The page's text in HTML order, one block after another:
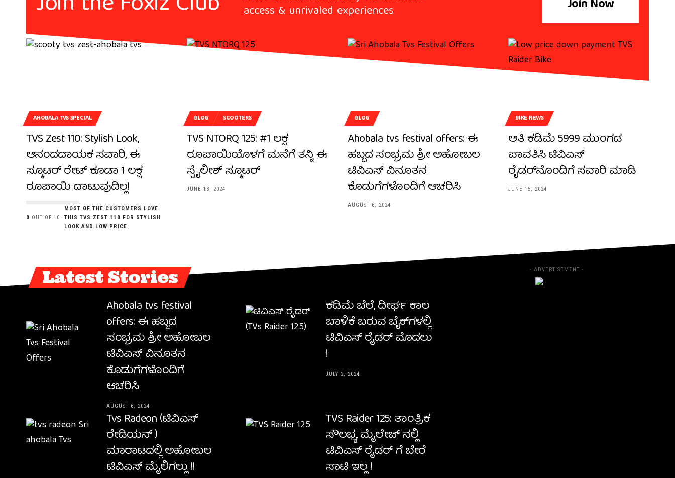
access & unrivaled experiences Join Now
AHOBALA TVS SPECIAL
TVS Zest 110: Stylish Look,
ಆನಂದದಾಯಕ ಸವಾರಿ, ಈ
ಸ್ಕೂಟರ್ ರೇಟ್ ಕೂಡಾ 1 ಲಕ್ಷ
ರೂಪಾಯಿ ದಾಟುವುದಿಲ್ಲ!
0 OUT OF 10
MOST OF THE CUSTOMERS LOVE
THIS TVS ZEST 110 FOR STYLISH
LOOK AND LOW PRICE
BLOG SCOOTERS
TVS NTORQ 125: #1 ಲಕ್ಷ
ರೂಪಾಯಿಯೊಳಗೆ ಮನೆಗೆ ತನ್ನಿ ಈ
ಸ್ಟೈಲೀಶ್ ಸ್ಕೂಟರ್
JUNE 13, 2024
BLOG
Ahobala tvs festival offers: ಈ
ಹಬ್ಬದ ಸಂಭ್ರಮ ಶ್ರೀ ಅಹೋಬಲ
ಟಿವಿಎಸ್‌ ವಿನೂತನ
ಕೊಡುಗೆಗಳೊಂದಿಗೆ ಆಚರಿಸಿ
AUGUST 6, 2024
BIKE NEWS
ಅತಿ ಕಡಿಮೆ ₹5999 ಮುಂಗಡ
ಪಾವತಿಸಿ ಟಿವಿಎಸ್
ರೈಡರ್‌ನೊಂದಿಗೆ ಸವಾರಿ ಮಾಡಿ
JUNE 15, 2024
Latest Stories
Ahobala tvs festival
offers: ಈ ಹಬ್ಬದ
ಸಂಭ್ರಮ ಶ್ರೀ ಅಹೋಬಲ
ಟಿವಿಎಸ್‌ ವಿನೂತನ
ಕೊಡುಗೆಗಳೊಂದಿಗೆ
ಆಚರಿಸಿ
AUGUST 6, 2024
ಕಡಿಮೆ ಬೆಲೆ, ದೀರ್ಘ ಕಾಲ
ಬಾಳಿಕೆ ಬರುವ ಬೈಕ್‌ಗಳಲ್ಲಿ
ಟಿವಿಎಸ್ ರೈಡರ್ ಮೊದಲು
!
JULY 2, 2024
Tvs Radeon (ಟಿವಿಎಸ್
ರೇಡಿಯನ್ )
ಮಾರಾಟದಲ್ಲಿ ಅಹೋಬಲ
ಟಿವಿಎಸ್ ಮೈಲಿಗಲ್ಲು !!
TVS Raider 125: ತಾಂತ್ರಿಕ
ಸೌಲಭ್ಯ, ಮೈಲೇಜ್ ನಲ್ಲಿ
ಟಿವಿಎಸ್ ರೈಡರ್ ಗೆ ಬೇರೆ
ಸಾಟಿ ಇಲ್ಲ !
- ADVERTISEMENT -